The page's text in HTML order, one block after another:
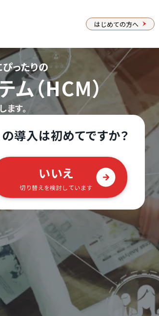
はじめての方へ
ったりの
（HCM）
す。
導入は初めてですか？
いいえ
切り替えを検討しています